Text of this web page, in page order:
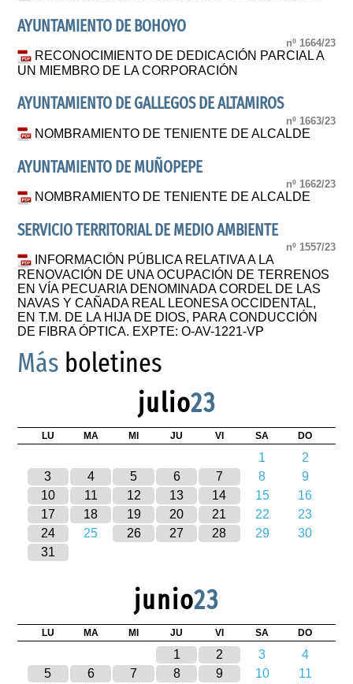
AYUNTAMIENTO DE BOHOYO
nº 1664/23
RECONOCIMIENTO DE DEDICACIÓN PARCIAL A
UN MIEMBRO DE LA CORPORACIÓN
AYUNTAMIENTO DE GALLEGOS DE ALTAMIROS
nº 1663/23
NOMBRAMIENTO DE TENIENTE DE ALCALDE
AYUNTAMIENTO DE MUÑOPEPE
nº 1662/23
NOMBRAMIENTO DE TENIENTE DE ALCALDE
SERVICIO TERRITORIAL DE MEDIO AMBIENTE
nº 1557/23
INFORMACIÓN PÚBLICA RELATIVA A LA
RENOVACIÓN DE UNA OCUPACIÓN DE TERRENOS
EN VÍA PECUARIA DENOMINADA CORDEL DE LAS
NAVAS Y CAÑADA REAL LEONESA OCCIDENTAL,
EN T.M. DE LA HIJA DE DIOS, PARA CONDUCCIÓN
DE FIBRA ÓPTICA. EXPTE: O-AV-1221-VP
Más boletines
julio23
LU MA MI JU VI SA DO
1
2
3
4 5 6 7 8
9
10
11 12 13 14 15
16
17
18 19 20 21 22
23
24
25 26 27 28 29
30
31
junio23
LU MA MI JU VI SA DO
1 2 3
4
5
6 7 8 9 10
11